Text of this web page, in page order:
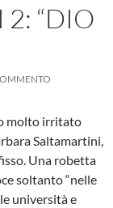
2: “DIO
molto irritato
Saltamartini,
Una robetta
soltanto “nelle
università e